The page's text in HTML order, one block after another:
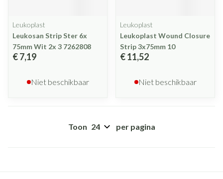
Leukoplast
Leukosan Strip Ster 6x
75mm Wit 2x 3 7262808
€ 7,19
Niet beschikbaar
Leukoplast
Leukoplast Wound Closure
Strip 3x75mm 10
€ 11,52
Niet beschikbaar
Toon per pagina